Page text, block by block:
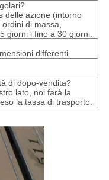
delle azione (intorno
di massa,
giorni i fino a 30 giorni.
differenti.
di dopo-vendita?
lato, noi farà la
la tassa di trasporto.